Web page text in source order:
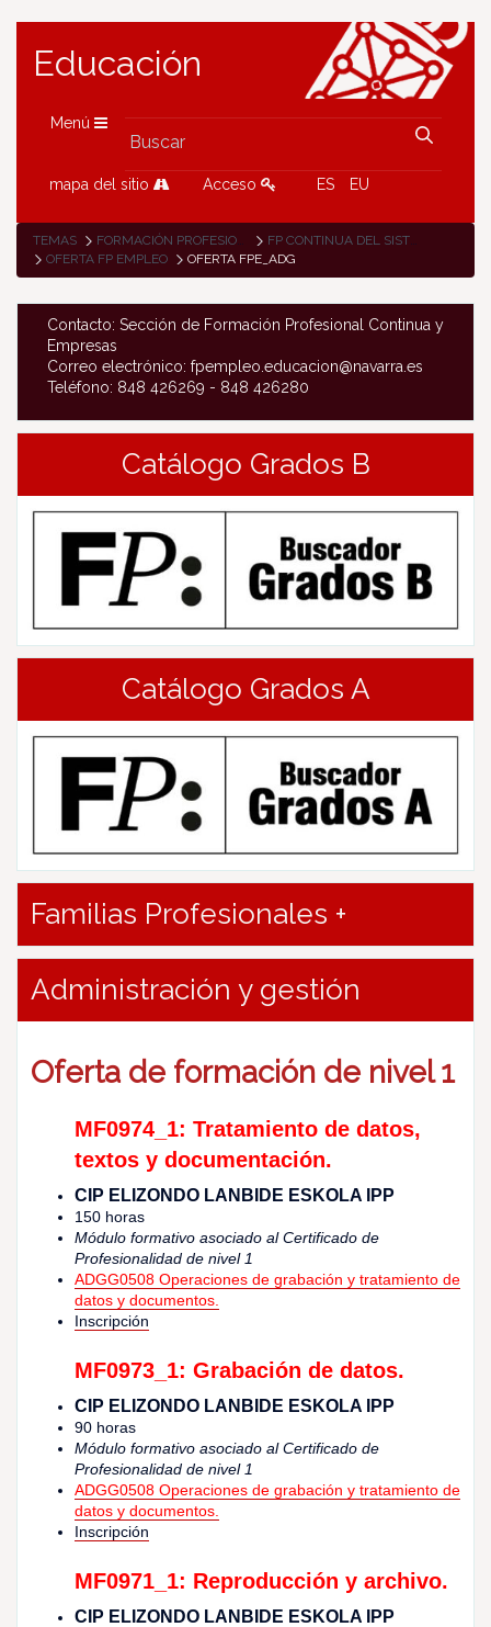
Educación
Menú
mapa del sitio Acceso ES EU
TEMAS FORMACIÓN PROFESIONAL
FP CONTINUA DEL SISTEMA DE FP
OFERTA FP EMPLEO
OFERTA FPE_ADG
Contacto: Sección de Formación Profesional Continua y
Empresas
Correo electrónico: fpempleo.educacion@navarra.es
Teléfono: 848 426269 - 848 426280
Catálogo Grados B
Catálogo Grados A
Familias Profesionales +
Administración y gestión
Oferta de formación de nivel 1
MF0974_1: Tratamiento de datos,
textos y documentación.
CIP ELIZONDO LANBIDE ESKOLA IPP
150 horas
Módulo formativo asociado al Certificado de
Profesionalidad de nivel 1
ADGG0508 Operaciones de grabación y tratamiento de
datos y documentos.
Inscripción
MF0973_1: Grabación de datos.
CIP ELIZONDO LANBIDE ESKOLA IPP
90 horas
Módulo formativo asociado al Certificado de
Profesionalidad de nivel 1
ADGG0508 Operaciones de grabación y tratamiento de
datos y documentos.
Inscripción
MF0971_1: Reproducción y archivo.
CIP ELIZONDO LANBIDE ESKOLA IPP